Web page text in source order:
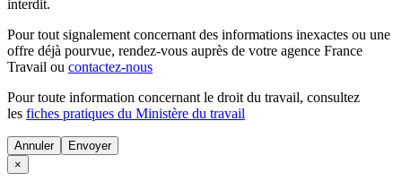
interdit.
Pour tout signalement concernant des informations inexactes ou une
offre déjà pourvue, rendez-vous auprès de votre agence France
Travail ou contactez-nous
Pour toute information concernant le droit du travail, consultez
les fiches pratiques du Ministère du travail
Annuler
×